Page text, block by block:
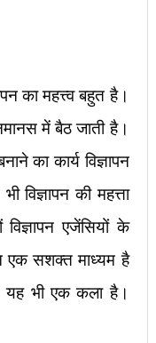
महत्त्व बहुत है।
में बैठ जाती है।
का कार्य विज्ञापन
विज्ञापन की महत्ता
एजेंसियों के
एक सशक्त माध्यम है
यह भी एक कला है।